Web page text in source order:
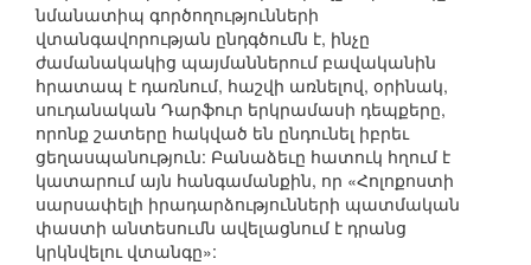
նմանատիպ գործողությունների
վտանգավորության ընդգծումն է, ինչը
ժամանակակից պայմաններում բավականին
հրատապ է դառնում, հաշվի առնելով, օրինակ,
սուդանական Դարֆուր երկրամասի դեպքերը,
որոնք շատերը հակված են ընդունել իբրեւ
ցեղասպանություն: Բանաձեւը հատուկ հղում է
կատարում այն հանգամանքին, որ «Հոլոքոստի
սարսափելի իրադարձությունների պատմական
փաստի անտեսումն ավելացնում է դրանց
կրկնվելու վտանգը»: